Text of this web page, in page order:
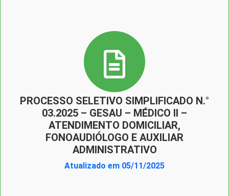
PROCESSO SELETIVO SIMPLIFICADO N.°
03.2025 – GESAU – MÉDICO II –
ATENDIMENTO DOMICILIAR,
FONOAUDIÓLOGO E AUXILIAR
ADMINISTRATIVO
Atualizado em 05/11/2025